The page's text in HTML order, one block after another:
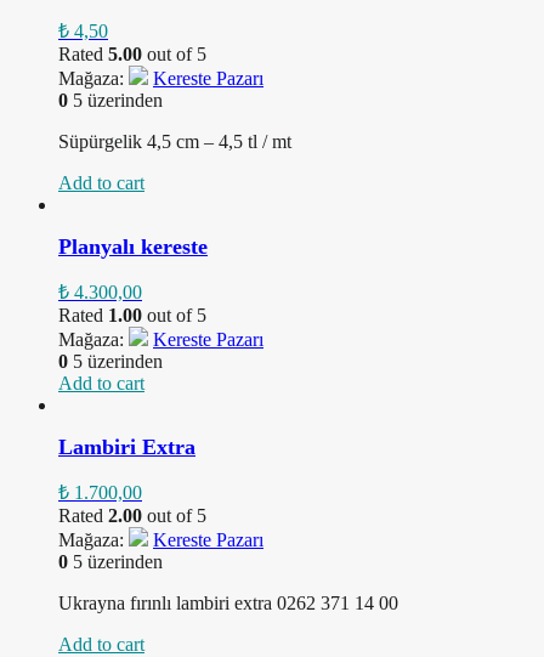
₺ 4,50
Rated 5.00 out of 5
Mağaza:
Kereste Pazarı
0 5 üzerinden
Süpürgelik 4,5 cm – 4,5 tl / mt
Add to cart
Planyalı kereste
₺ 4.300,00
Rated 1.00 out of 5
Mağaza:
Kereste Pazarı
0 5 üzerinden
Add to cart
Lambiri Extra
₺ 1.700,00
Rated 2.00 out of 5
Mağaza:
Kereste Pazarı
0 5 üzerinden
Ukrayna fırınlı lambiri extra 0262 371 14 00
Add to cart